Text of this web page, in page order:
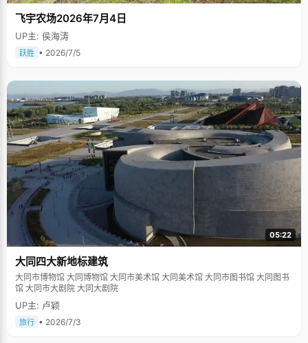
飞宇农场2026年7月4日
UP主: 侯海涛
跃胜 • 2026/7/5
05:22
大同四大新地标建筑
大同市博物馆 大同博物馆 大同市美术馆 大同美术馆 大同市图书馆 大同图书
馆 大同市大剧院 大同大剧院
UP主: 卢颖
旅行 • 2026/7/3